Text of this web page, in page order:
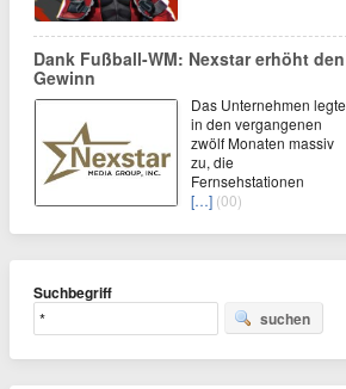
Dank Fußball-WM: Nexstar erhöht den
Gewinn
Das Unternehmen legte
in den vergangenen
zwölf Monaten massiv
zu, die
Fernsehstationen
[…] (00)
Suchbegriff
suchen